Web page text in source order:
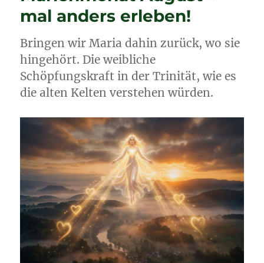
mal anders erleben!
Bringen wir Maria dahin zurück, wo sie
hingehört. Die weibliche
Schöpfungskraft in der Trinität, wie es
die alten Kelten verstehen würden.